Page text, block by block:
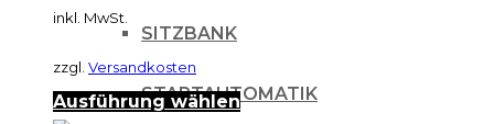
SITZBANK
STARTAUTOMATIK
inkl. MwSt.
zzgl. Versandkosten
Ausführung wählenDieses